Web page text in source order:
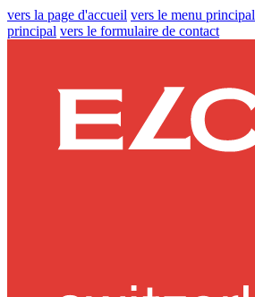
vers la page d'accueil vers le menu principal
principal vers le formulaire de contact